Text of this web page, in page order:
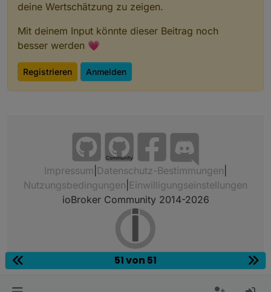
deine Wertschätzung zu zeigen.
Mit deinem Input könnte dieser Beitrag noch
besser werden 💗
Registrieren Anmelden
Community
Impressum Datenschutz-Bestimmungen
Nutzungsbedingungen Einwilligungseinstellungen
ioBroker Community 2014-2026
51 von 51